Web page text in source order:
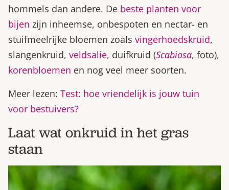
hommels dan andere. De beste planten voor
bijen zijn inheemse, onbespoten en nectar- en
stuifmeelrijke bloemen zoals vingerhoedskruid,
slangenkruid, veldsalie, duifkruid (Scabiosa, foto),
korenbloemen en nog veel meer soorten.
Meer lezen: Test: hoe vriendelijk is jouw tuin
voor bestuivers?
Laat wat onkruid in het gras
staan